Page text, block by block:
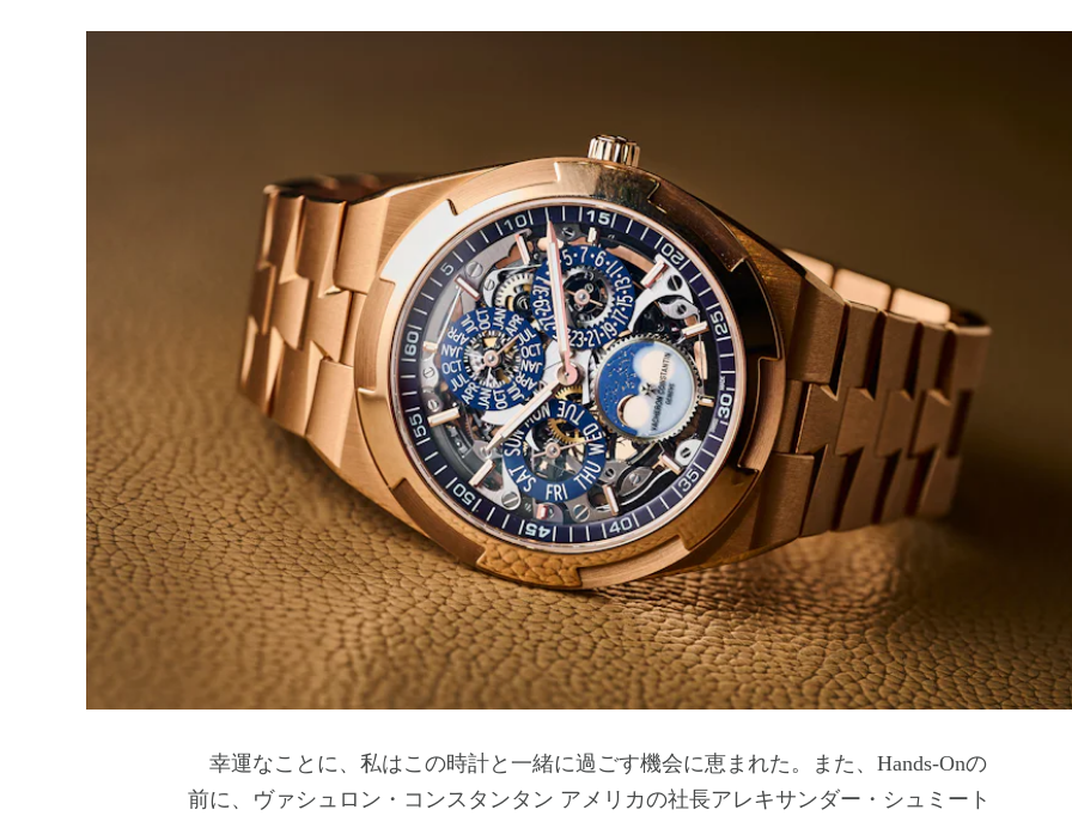
幸運なことに、私はこの時計と一緒に過ごす機会に恵まれた。また、Hands-Onの
前に、ヴァシュロン・コンスタンタン アメリカの社長アレキサンダー・シュミート